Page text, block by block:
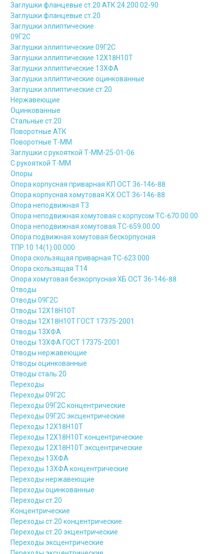
Заглушки фланцевые ст.20 АТК 24.200.02-90
Заглушки фланцевые ст.20
Заглушки эллиптические
09Г2С
Заглушки эллиптические 09Г2С
Заглушки эллиптические 12Х18Н10Т
Заглушки эллиптические 13ХФА
Заглушки эллиптические оцинкованные
Заглушки эллиптические ст.20
Нержавеющие
Оцинкованные
Стальные ст.20
Поворотные АТК
Поворотные Т-ММ
Заглушки с рукояткой Т-ММ-25-01-06
С рукояткой Т-ММ
Опоры
Опора корпусная приварная КП ОСТ 36-146-88
Опора корпусная хомутовая КХ ОСТ 36-146-88
Опора неподвижная Т3
Опора неподвижная хомутовая с корпусом ТС-670.00.00
Опора неподвижная хомутовая ТС-659.00.00
Опора подвижная хомутовая бескорпусная
ТПР.10.14(1).00.000
Опора скользящая приварная ТС-623.000
Опора скользящая Т14
Опора хомутовая безкорпусная ХБ ОСТ 36-146-88
Отводы
Отводы 09Г2С
Отводы 12Х18Н10Т
Отводы 12Х18Н10Т ГОСТ 17375-2001
Отводы 13ХФА
Отводы 13ХФА ГОСТ 17375-2001
Отводы нержавеющие
Отводы оцинкованные
Отводы сталь 20
Переходы
Переходы 09Г2С
Переходы 09Г2С концентрические
Переходы 09Г2С эксцентрические
Переходы 12Х18Н10Т
Переходы 12Х18Н10Т концентрические
Переходы 12Х18Н10Т эксцентрические
Переходы 13ХФА
Переходы 13ХФА концентрические
Переходы нержавеющие
Переходы оцинкованные
Переходы ст.20
Концентрические
Переходы ст.20 концентрические
Переходы ст.20 экцентрические
Переходы эксцентрические